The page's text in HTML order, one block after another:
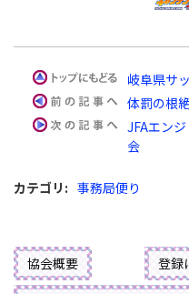
岐阜県サ
体罰の根
JFAエン
会
カテゴリ : 事務局便り
協会概要 登録